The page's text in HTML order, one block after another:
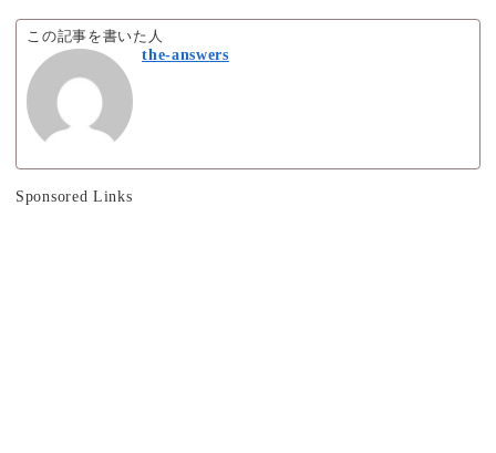
この記事を書いた人
the-answers
Sponsored Links